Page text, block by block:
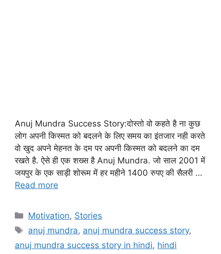
Anuj Mundra Success Story:दोस्तो वो कहते है ना कुछ
लोग अपनी किस्मत को बदलने के लिए समय का इंतजार नही करते
वो खुद अपने मेहनत के दम पर अपनी किस्मत को बदलने का दम
रखते है. ऐसे ही एक शख्स है Anuj Mundra. जो साल 2001 में
जयपुर के एक साड़ी शोरूम में हर महीने 1400 रुपए की सैलरी …
Read more
Motivation, Stories
anuj mundra, anuj mundra success story,
anuj mundra success story in hindi, hindi